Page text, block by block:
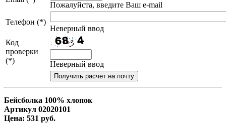
Пожалуйста, введите Ваш e-mail
Телефон (*)
Неверный ввод
Код
проверки
(*)
Неверный ввод
Бейсболка 100% хлопок
Артикул 02020101
Цена: 531 руб.